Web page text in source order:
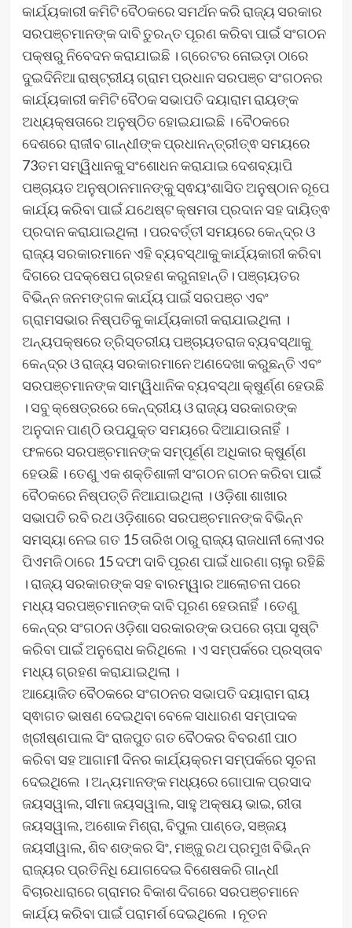
କାର୍ଯ୍ୟକାରୀ କମିଟି ବୈଠକରେ ସମର୍ଥନ କରି ରାଜ୍ୟ ସରକାର
ସରପଞ୍ଚମାନଙ୍କ ଦାବି ତୁରନ୍ତ ପୂରଣ କରିବା ପାଇଁ ସଂଗଠନ
ପକ୍ଷରୁ ନିବେଦନ କରାଯାଇଛି । ଗ୍ରେଟର ନୋଇଡ଼ା ଠାରେ
ଦୁଇଦିନିଆ ରାଷ୍ଟ୍ରୀୟ ଗ୍ରାମ ପ୍ରଧାନ ସରପଞ୍ଚ ସଂଗଠନର
କାର୍ଯ୍ୟକାରୀ କମିଟି ବୈଠକ ସଭାପତି ଦୟାରାମ ରାୟଙ୍କ
ଅଧ୍ୟକ୍ଷତାରେ ଅନୁଷ୍ଠିତ ହୋଇଯାଇଛି । ବୈଠକରେ
ଦେଶରେ ରାଜୀବ ଗାନ୍ଧୀଙ୍କ ପ୍ରଧାନନ୍ତ୍ରୀତ୍ଵ ସମୟରେ
73ତମ ସମ୍ୱିଧାନକୁ ସଂଶୋଧନ କରାଯାଇ ଦେଶବ୍ୟାପି
ପଞ୍ଚାୟତ ଅନୁଷ୍ଠାନମାନଙ୍କୁ ସ୍ଵୟଂଶାସିତ ଅନୁଷ୍ଠାନ ରୂପେ
କାର୍ଯ୍ୟ କରିବା ପାଇଁ ଯଥେଷ୍ଟ କ୍ଷମତା ପ୍ରଦାନ ସହ ଦାୟିତ୍ଵ
ପ୍ରଦାନ କରାଯାଇଥିଲା । ପରବର୍ତ୍ତୀ ସମୟରେ କେନ୍ଦ୍ର ଓ
ରାଜ୍ୟ ସରକାରମାନେ ଏହି ବ୍ୟବସ୍ଥାକୁ କାର୍ଯ୍ୟକାରୀ କରିବା
ଦିଗରେ ପଦକ୍ଷେପ ଗ୍ରହଣ କରୁନାହାନ୍ତି। ପଞ୍ଚାୟତର
ବିଭିନ୍ନ ଜନମଙ୍ଗଳ କାର୍ଯ୍ୟ ପାଇଁ ସରପଞ୍ଚ ଏବଂ
ଗ୍ରାମସଭାର ନିଷ୍ପତିକୁ କାର୍ଯ୍ୟକାରୀ କରାଯାଇଥିଲା ।
ଅନ୍ୟପକ୍ଷରେ ତ୍ରିସ୍ତରୀୟ ପଞ୍ଚାୟତରାଜ ବ୍ୟବସ୍ଥାକୁ
କେନ୍ଦ୍ର ଓ ରାଜ୍ୟ ସରକାରମାନେ ଅଣଦେଖା କରୁଛନ୍ତି ଏବଂ
ସରପଞ୍ଚମାନଙ୍କ ସାମ୍ୱିଧାନିକ ବ୍ୟବସ୍ଥା କ୍ଷୁର୍ଣ୍ଣ ହେଉଛି
। ସବୁ କ୍ଷେତ୍ରରେ କେନ୍ଦ୍ରୀୟ ଓ ରାଜ୍ୟ ସରକାରଙ୍କ
ଅନୁଦାନ ପାଣ୍ଠି ଉପଯୁକ୍ତ ସମୟରେ ଦିଆଯାଉନାହିଁ ।
ଫଳରେ ସରପଞ୍ଚମାନଙ୍କ ସମ୍ପୂର୍ଣ୍ଣ ଅଧିକାର କ୍ଷୁର୍ଣ୍ଣ
ହେଉଛି । ତେଣୁ ଏକ ଶକ୍ତିଶାଳୀ ସଂଗଠନ ଗଠନ କରିବା ପାଇଁ
ବୈଠକରେ ନିଷ୍ପତ୍ତି ନିଆଯାଇଥିଲା । ଓଡ଼ିଶା ଶାଖାର
ସଭାପତି ରବି ରଥ ଓଡ଼ିଶାରେ ସରପଞ୍ଚମାନଙ୍କ ବିଭିନ୍ନ
ସମସ୍ୟା ନେଇ ଗତ 15 ତାରିଖ ଠାରୁ ରାଜ୍ୟ ରାଜଧାନୀ ଲୋଏର
ପିଏମଜି ଠାରେ 15 ଦଫା ଦାବି ପୂରଣ ପାଇଁ ଧାରଣା ଚାଲୁ ରହିଛି
। ରାଜ୍ୟ ସରକାରଙ୍କ ସହ ବାରମ୍ୱାର ଆଲୋଚନା ପରେ
ମଧ୍ୟ ସରପଞ୍ଚମାନଙ୍କ ଦାବି ପୂରଣ ହେଉନାହିଁ । ତେଣୁ
କେନ୍ଦ୍ର ସଂଗଠନ ଓଡ଼ିଶା ସରକାରଙ୍କ ଉପରେ ଚାପା ସୃଷ୍ଟି
କରିବା ପାଇଁ ଅନୁରୋଧ କରିଥିଲେ । ଏ ସମ୍ପର୍କରେ ପ୍ରସ୍ତାବ
ମଧ୍ୟ ଗ୍ରହଣ କରାଯାଇଥିଲା ।
ଆୟୋଜିତ ବୈଠକରେ ସଂଗଠନର ସଭାପତି ଦୟାରାମ ରାୟ
ସ୍ଵାଗତ ଭାଷଣ ଦେଇଥିବା ବେଳେ ସାଧାରଣ ସମ୍ପାଦକ
ଖ୍ରୀଷ୍ଣପାଲ ସିଂ ରାଜପୁତ ଗତ ବୈଠକର ବିବରଣୀ ପାଠ
କରିବା ସହ ଆଗାମୀ ଦିନର କାର୍ଯ୍ୟକ୍ରମ ସମ୍ପର୍କରେ ସୂଚନା
ଦେଇଥିଲେ । ଅନ୍ୟମାନଙ୍କ ମଧ୍ୟରେ ଗୋପାଳ ପ୍ରସାଦ
ଜୟସୱାଲ, ସୀମା ଜୟସୱାଲ, ସାହୁ ଅକ୍ଷୟ ଭାଇ, ରୀତା
ଜୟସୱାଲ, ଅଶୋକ ମିଶ୍ରା, ବିପୁଲ ପାଣ୍ଡେ, ସଞ୍ଜୟ
ଜୟସୀୱାଲ, ଶିବ ଶଙ୍କର ସିଂ, ମଞ୍ଜୁ ରଥ ପ୍ରମୁଖ ବିଭିନ୍ନ
ରାଜ୍ୟର ପ୍ରତିନିଧି ଯୋଗଦେଇ ବିଶେଷକରି ଗାନ୍ଧୀ
ବିଚାରଧାରାରେ ଗ୍ରାମର ବିକାଶ ଦିଗରେ ସରପଞ୍ଚମାନେ
କାର୍ଯ୍ୟ କରିବା ପାଇଁ ପରାମର୍ଶ ଦେଇଥିଲେ । ନୂତନ